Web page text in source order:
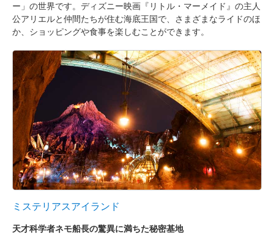
ー」の世界です。ディズニー映画『リトル・マーメイド』の主人
公アリエルと仲間たちが住む海底王国で、さまざまなライドのほ
か、ショッピングや食事を楽しむことができます。
ミステリアスアイランド
天才科学者ネモ船長の驚異に満ちた秘密基地